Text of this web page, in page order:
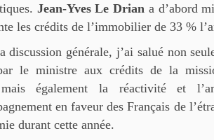
Jean-Yves Le Drian a d’abord
les crédits de l’immobilier de 33 %
discussion générale, j’ai salué non
le ministre aux crédits de la
également la réactivité et
en faveur des Français de
durant cette année.